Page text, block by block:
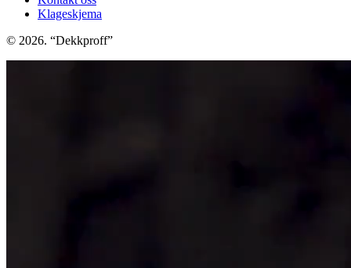
Klageskjema
© 2026. “Dekkproff”